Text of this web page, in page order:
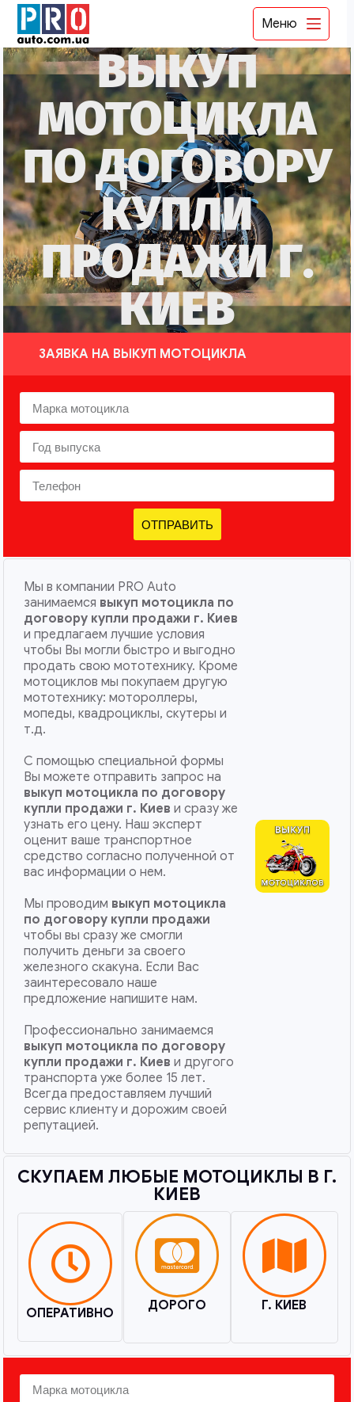
Меню
ВЫКУП
МОТОЦИКЛА
ПО ДОГОВОРУ
КУПЛИ
ПРОДАЖИ Г.
КИЕВ
ЗАЯВКА НА ВЫКУП МОТОЦИКЛА
ОТПРАВИТЬ
Мы в компании PRO Auto
занимаемся выкуп мотоцикла по
договору купли продажи г. Киев
и предлагаем лучшие условия
чтобы Вы могли быстро и выгодно
продать свою мототехнику. Кроме
мотоциклов мы покупаем другую
мототехнику: мотороллеры,
мопеды, квадроциклы, скутеры и
т.д.
С помощью специальной формы
Вы можете отправить запрос на
выкуп мотоцикла по договору
купли продажи г. Киев и сразу же
узнать его цену. Наш эксперт
оценит ваше транспортное
средство согласно полученной от
вас информации о нем.
Мы проводим выкуп мотоцикла
по договору купли продажи
чтобы вы сразу же смогли
получить деньги за своего
железного скакуна. Если Вас
заинтересовало наше
предложение напишите нам.
Профессионально занимаемся
выкуп мотоцикла по договору
купли продажи г. Киеви другого
транспорта уже более 15 лет.
Всегда предоставляем лучший
сервис клиенту и дорожим своей
репутацией.
СКУПАЕМ ЛЮБЫЕ МОТОЦИКЛЫ В Г.
КИЕВ​
ОПЕРАТИВНО ДОРОГО Г. КИЕВ